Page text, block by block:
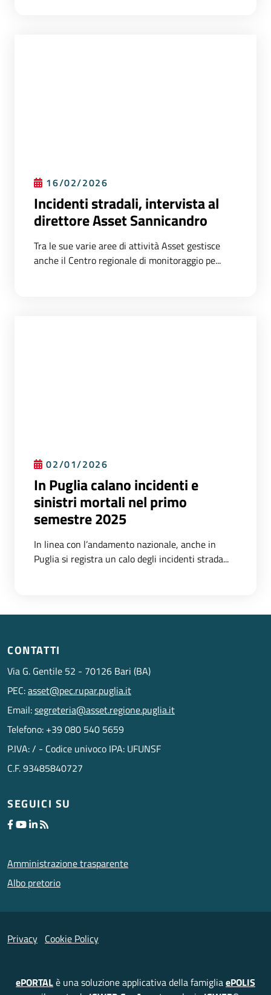
16/02/2026
Incidenti stradali, intervista al
direttore Asset Sannicandro
Tra le sue varie aree di attività Asset gestisce
anche il Centro regionale di monitoraggio pe...
02/01/2026
In Puglia calano incidenti e
sinistri mortali nel primo
semestre 2025
In linea con l’andamento nazionale, anche in
Puglia si registra un calo degli incidenti strada...
CONTATTI
Via G. Gentile 52 - 70126 Bari (BA)
PEC:asset@pec.rupar.puglia.it
Email:segreteria@asset.regione.puglia.it
Telefono: +39 080 540 5659
P.IVA: / - Codice univoco IPA: UFUNSF
C.F. 93485840727
SEGUICI SU
Amministrazione trasparente
Albo pretorio
Privacy Cookie Policy
ePORTALè una soluzione applicativa della famigliaePOLIS